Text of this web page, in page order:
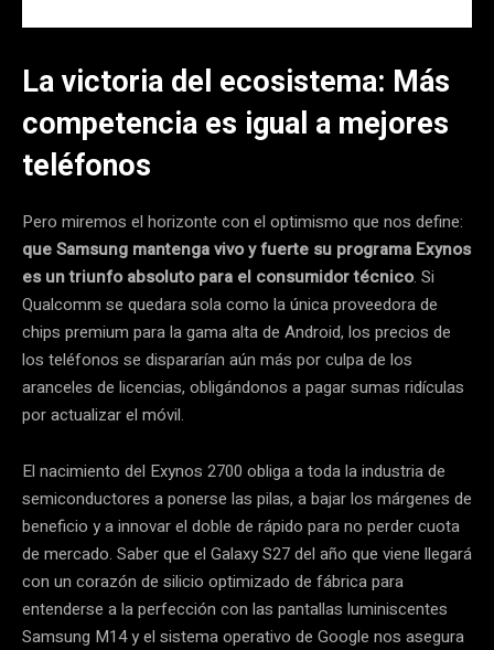
La victoria del ecosistema: Más
competencia es igual a mejores
teléfonos
Pero miremos el horizonte con el optimismo que nos define:
que Samsung mantenga vivo y fuerte su programa Exynos
es un triunfo absoluto para el consumidor técnico. Si
Qualcomm se quedara sola como la única proveedora de
chips premium para la gama alta de Android, los precios de
los teléfonos se dispararían aún más por culpa de los
aranceles de licencias, obligándonos a pagar sumas ridículas
por actualizar el móvil.
El nacimiento del Exynos 2700 obliga a toda la industria de
semiconductores a ponerse las pilas, a bajar los márgenes de
beneficio y a innovar el doble de rápido para no perder cuota
de mercado. Saber que el Galaxy S27 del año que viene llegará
con un corazón de silicio optimizado de fábrica para
entenderse a la perfección con las pantallas luminiscentes
Samsung M14 y el sistema operativo de Google nos asegura